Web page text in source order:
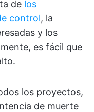
de los
control, la
y los
es fácil que
los proyectos,
de muerte